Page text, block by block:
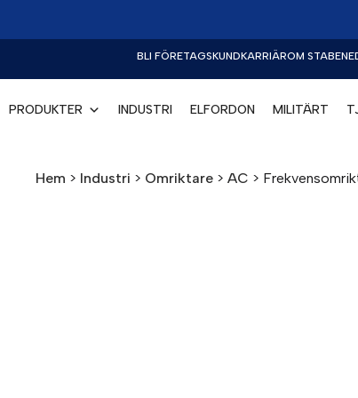
BLI FÖRETAGSKUNDKARRIÄROM STABE
PRODUKTER INDUSTRI ELFORDON MILITÄRT
Hem > Industri > Omriktare > AC >